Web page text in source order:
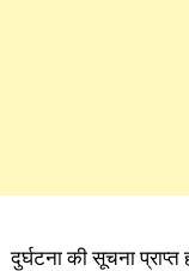
दुर्घटना की सूचना